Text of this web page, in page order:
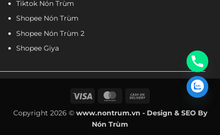
00:00 00:12
Xem nhiều hơn tại kênhYoutube của Nón Trùm
Tiktok Nón Trùm
Shopee Nón Trùm
Shopee Nón Trùm 2
Shopee Giya
Visa MasterCard
Delivery
Copyright 2026 © www.nontrum.vn - Design & SEO By
Nón Trùm